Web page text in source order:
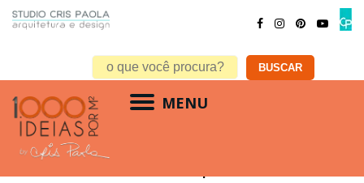
MENU
ARQUITETURA
Reforma Responsável